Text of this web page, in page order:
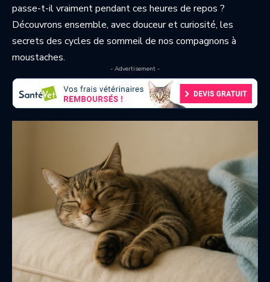
passe-t-il vraiment pendant ces heures de repos ?
Découvrons ensemble, avec douceur et curiosité, les
secrets des cycles de sommeil de nos compagnons à
moustaches.
- Advertisement -